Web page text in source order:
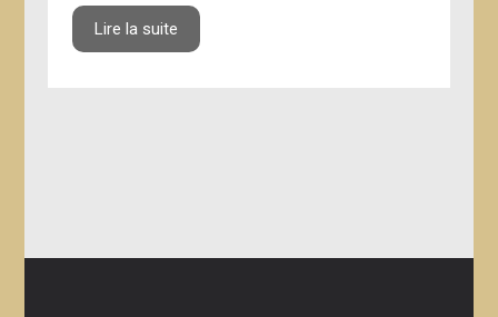
Lire la suite